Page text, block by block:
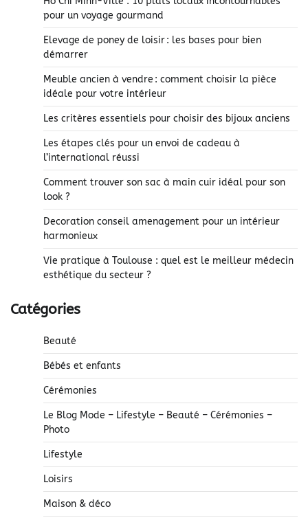
pour un voyage gourmand
Elevage de poney de loisir : les bases pour bien
démarrer
Meuble ancien à vendre : comment choisir la pièce
idéale pour votre intérieur
Les critères essentiels pour choisir des bijoux anciens
Les étapes clés pour un envoi de cadeau à
l’international réussi
Comment trouver son sac à main cuir idéal pour son
look ?
Decoration conseil amenagement pour un intérieur
harmonieux
Vie pratique à Toulouse : quel est le meilleur médecin
esthétique du secteur ?
Catégories
Beauté
Bébés et enfants
Cérémonies
Le Blog Mode – Lifestyle – Beauté – Cérémonies –
Photo
Lifestyle
Loisirs
Maison & déco